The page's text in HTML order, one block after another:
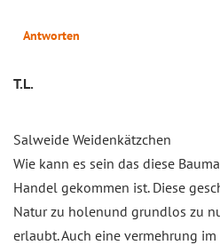
Antworten
T.L.
Salweide Weidenkätzchen
Wie kann es sein das diese
Handel gekommen ist. Diese
Natur zu holenund grundlos zu
erlaubt. Auch eine vermehrung